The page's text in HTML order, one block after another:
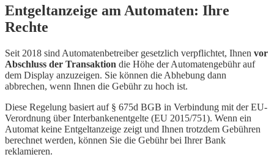
Entgeltanzeige am Automaten: Ihre
Rechte
Seit 2018 sind Automatenbetreiber gesetzlich verpflichtet, Ihnen vor
Abschluss der Transaktion die Höhe der Automatengebühr auf
dem Display anzuzeigen. Sie können die Abhebung dann
abbrechen, wenn Ihnen die Gebühr zu hoch ist.
Diese Regelung basiert auf § 675d BGB in Verbindung mit der EU-
Verordnung über Interbankenentgelte (EU 2015/751). Wenn ein
Automat keine Entgeltanzeige zeigt und Ihnen trotzdem Gebühren
berechnet werden, können Sie die Gebühr bei Ihrer Bank
reklamieren.